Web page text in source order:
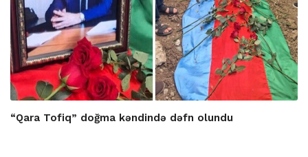
“Qara Tofiq” doğma kəndində dəfn olundu